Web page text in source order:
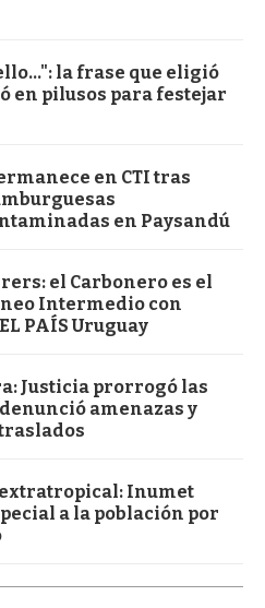
la frase que eligió
en pilusos para festejar
en CTI tras
en Paysandú
el Carbonero es el
Intermedio con
PAÍS Uruguay
Justicia prorrogó las
amenazas y
Inumet
a la población por